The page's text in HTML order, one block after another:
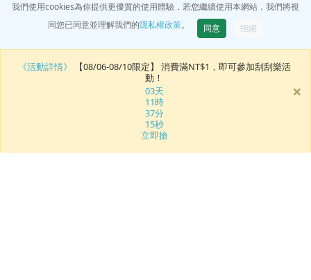
我們使用cookies為你提供更優質的使用體驗，若您繼續使用本網站，我們將視
同您已同意並理解我們的隱私權政策。 同意 拒絕
《活動詳情》
【08/06-08/10限定】 消費滿NT$1，即可參加刮刮樂活
動！
03天
11時
37分
13秒
立即搶
×